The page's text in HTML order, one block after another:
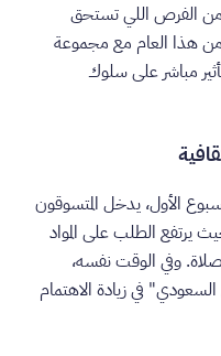
2026 مجموعة من الفرص اللي تستحق
هذا العام مع مجموعة
مباشر على سلوك
الأول، يدخل المتسوقون
يرتفع الطلب على المواد
وفي الوقت نفسه،
في زيادة الاهتمام